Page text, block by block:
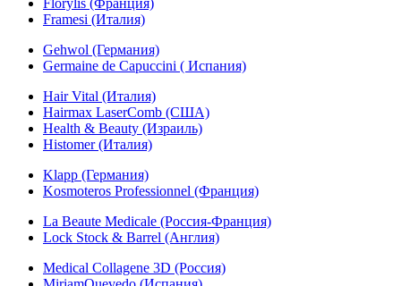
Florylis (Франция)
Framesi (Италия)
Gehwol (Германия)
Germaine de Capuccini ( Испания)
Hair Vital (Италия)
Hairmax LaserComb (США)
Health & Beauty (Израиль)
Histomer (Италия)
Klapp (Германия)
Kosmoteros Professionnel (Франция)
La Beaute Medicale (Россия-Франция)
Lock Stock & Barrel (Англия)
Medical Collagene 3D (Россия)